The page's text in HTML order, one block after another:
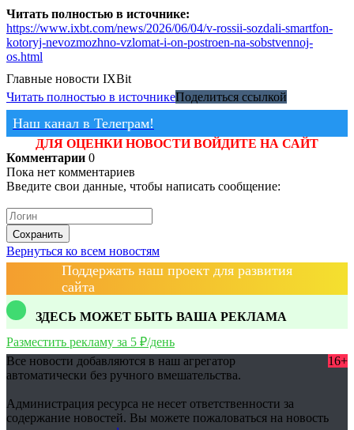
Читать полностью в источнике:
https://www.ixbt.com/news/2026/06/04/v-rossii-sozdali-smartfon-
kotoryj-nevozmozhno-vzlomat-i-on-postroen-na-sobstvennoj-
os.html
Главные новости IXBit
Читать полностью в источникеПоделиться ссылкой
Наш канал в Телеграм!
ДЛЯ ОЦЕНКИ НОВОСТИ ВОЙДИТЕ НА САЙТ
Комментарии 0
Пока нет комментариев
Введите свои данные, чтобы написать сообщение:
Сохранить
Вернуться ко всем новостям
Поддержать наш проект для развития
сайта
ЗДЕСЬ МОЖЕТ БЫТЬ ВАША РЕКЛАМА
Разместить рекламу за 5 ₽/день
Все новости добавляются в наш агрегатор
автоматически без ручного вмешательства.
16+
Администрация ресурса не несет ответственности за
содержание новостей. Вы можете пожаловаться на новость